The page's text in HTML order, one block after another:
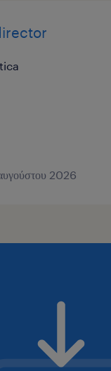
2026